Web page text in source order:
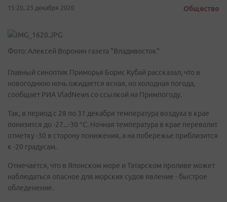
15:20, 23 декабря 2020 Общество
Фото: Алексей Воронин газета "Владивосток"
Главный синоптик Приморья Борис Кубай рассказал, что в
новогоднюю ночь ожидается ясная, но холодная погода,
сообщает РИА VladNews со ссылкой на Примпогоду.
Так, в период с 28 по 31 декабря температура воздуха в крае
понизится до -27...-30 °С. Ночная температура в крае перевалит
отметку -30 в сторону понижения, а на побережье приблизится
к -20 градусам.
Отмечается, что в Японском море и Татарском проливе может
наблюдаться опасное для морских судов явление - быстрое
обледенение.